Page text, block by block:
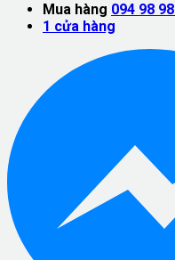
Mua hàng 094 98
1 cửa hàng